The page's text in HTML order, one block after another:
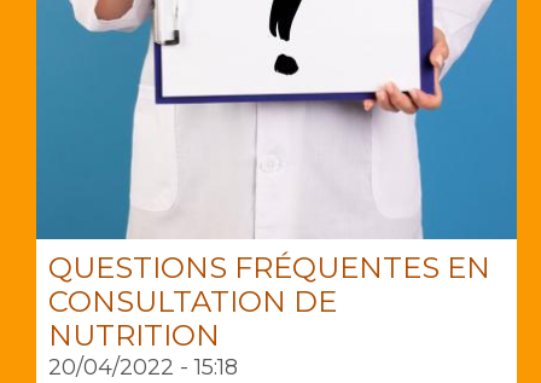
QUESTIONS FRÉQUENTES EN
CONSULTATION DE
NUTRITION
20/04/2022 - 15:18